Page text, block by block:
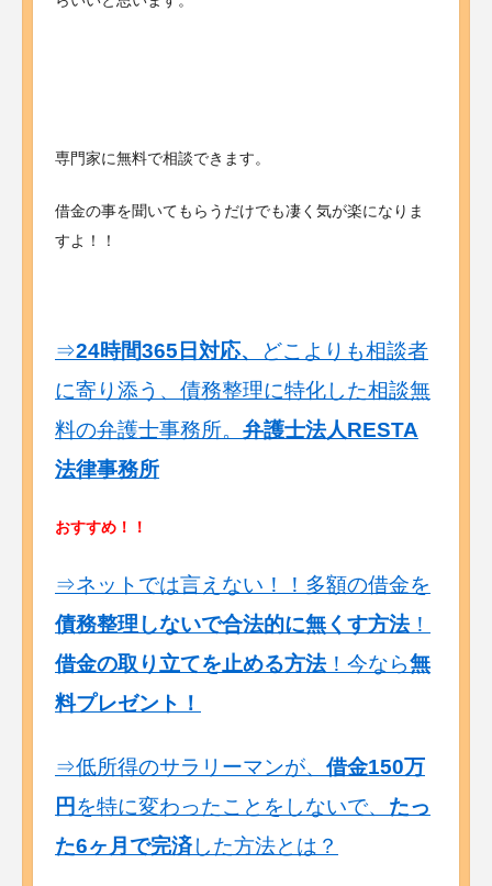
専門家に無料で相談できます。
借金の事を聞いてもらうだけでも凄く気が楽になりま
すよ！！
⇒24時間365日対応、
どこよりも相談者
に寄り添う、債務整理に特化した相談無
料の弁護士事務所。 弁護士法人RESTA
法律事務所
おすすめ！！
⇒ネットでは言えない！！多額の借金を
債務整理しないで合法的に無くす方法！
借金の取り立てを止める方法！今なら無
料プレゼント！
⇒低所得のサラリーマンが、 借金150万
円 を特に変わったことをしないで、 たっ
た6ヶ月で完済した方法とは？